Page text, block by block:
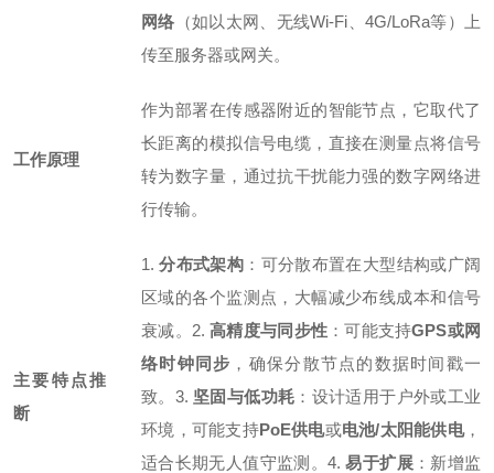
网络 （如以太网、无线Wi-Fi、4G/LoRa等）上
传至服务器或网关。
工作原理
作为部署在传感器附近的智能节点，它取代了
长距离的模拟信号电缆，直接在测量点将信号
转为数字量，通过抗干扰能力强的数字网络进
行传输。
主要特点推
断
1.分布式架构 ：可分散布置在大型结构或广阔
区域的各个监测点，大幅减少布线成本和信号
衰减。 2.高精度与同步性 ：可能支持GPS或网
络时钟同步 ，确保分散节点的数据时间戳一
致。 3. 坚固与低功耗 ：设计适用于户外或工业
环境，可能支持PoE供电或电池/太阳能供电，
适合长期无人值守监测。4.易于扩展：新增监